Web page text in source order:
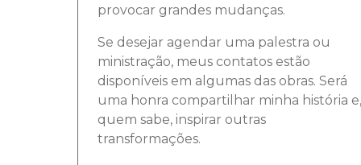
provocar grandes mudanças.
Se desejar agendar uma palestra ou
ministração, meus contatos estão
disponíveis em algumas das obras. Será
uma honra compartilhar minha história e,
quem sabe, inspirar outras
transformações.